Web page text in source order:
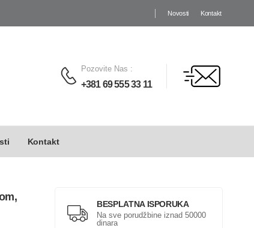
Novosti Kontakt
Pozovite Nas :
+381 69 555 33 11
Kontakt
BESPLATNA ISPORUKA
Na sve porudžbine iznad 50000
dinara